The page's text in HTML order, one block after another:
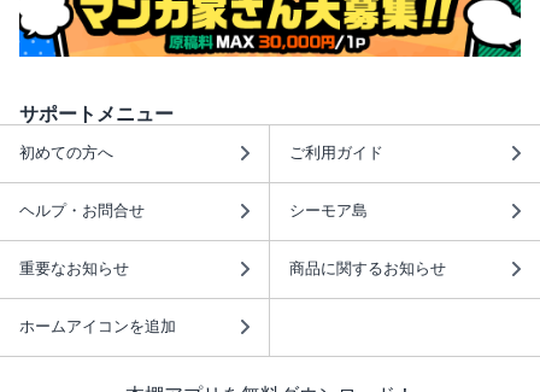
サポートメニュー
初めての方へ ご利用ガイド
ヘルプ・お問合せ シーモア島
重要なお知らせ 商品に関するお知らせ
ホームアイコンを追加